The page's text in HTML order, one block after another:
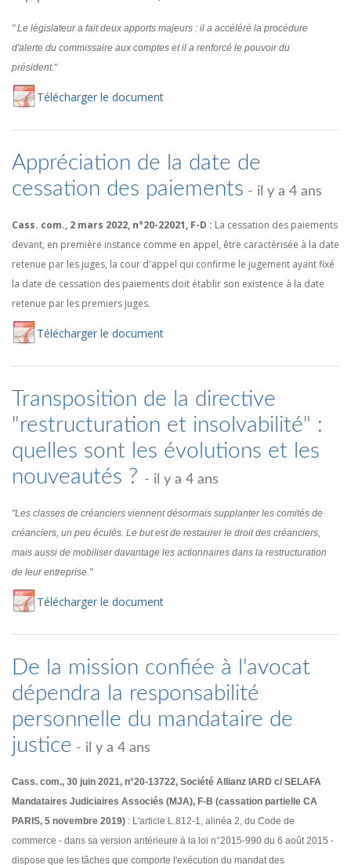
" Le législateur a fait deux apports majeurs : il a accéléré la procédure
d'alerte du commissaire aux comptes et il a renforcé le pouvoir du
président."
Télécharger le document
Appréciation de la date de
cessation des paiements - il y a 4 ans
Cass. com., 2 mars 2022, n°20-22021, F-D : La cessation des paiements
devant, en première instance comme en appel, être caractérisée à la date
retenue par les juges, la cour d'appel qui confirme le jugement ayant fixé
la date de cessation des paiements doit établir son existence à la date
retenue par les premiers juges.
Télécharger le document
Transposition de la directive
"restructuration et insolvabilité" :
quelles sont les évolutions et les
nouveautés ? - il y a 4 ans
"Les classes de créanciers viennent désormais supplanter les comités de
créanciers, un peu éculés. Le but est de restaurer le droit des créanciers,
mais aussi de mobiliser davantage les actionnaires dans la restructuration
de leur entreprise."
Télécharger le document
De la mission confiée à l'avocat
dépendra la responsabilité
personnelle du mandataire de
justice - il y a 4 ans
Cass. com., 30 juin 2021, n°20-13722, Société Allianz IARD c/ SELAFA
Mandataires Judiciaires Associés (MJA), F-B (cassation partielle CA
PARIS, 5 novembre 2019) : L'article L.812-1, alinéa 2, du Code de
commerce - dans sa version antérieure à la loi n°2015-990 du 6 août 2015 -
dispose que les tâches que comporte l'exécution du mandat des